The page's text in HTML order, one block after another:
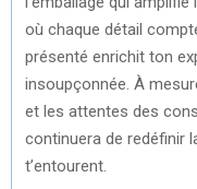
où chaque détail
présenté enrichit ton
insoupçonnée. À
et les attentes des
continuera de redéfinir
t’entourent.